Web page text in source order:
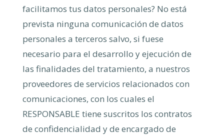
facilitamos tus datos personales? No está
prevista ninguna comunicación de datos
personales a terceros salvo, si fuese
necesario para el desarrollo y ejecución de
las finalidades del tratamiento, a nuestros
proveedores de servicios relacionados con
comunicaciones, con los cuales el
RESPONSABLE tiene suscritos los contratos
de confidencialidad y de encargado de